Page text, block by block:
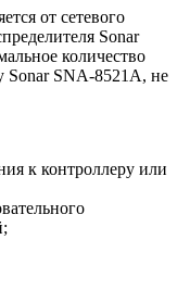
от сетевого
Sonar
количество
Sonar SNA-8521A, не
к контроллеру или